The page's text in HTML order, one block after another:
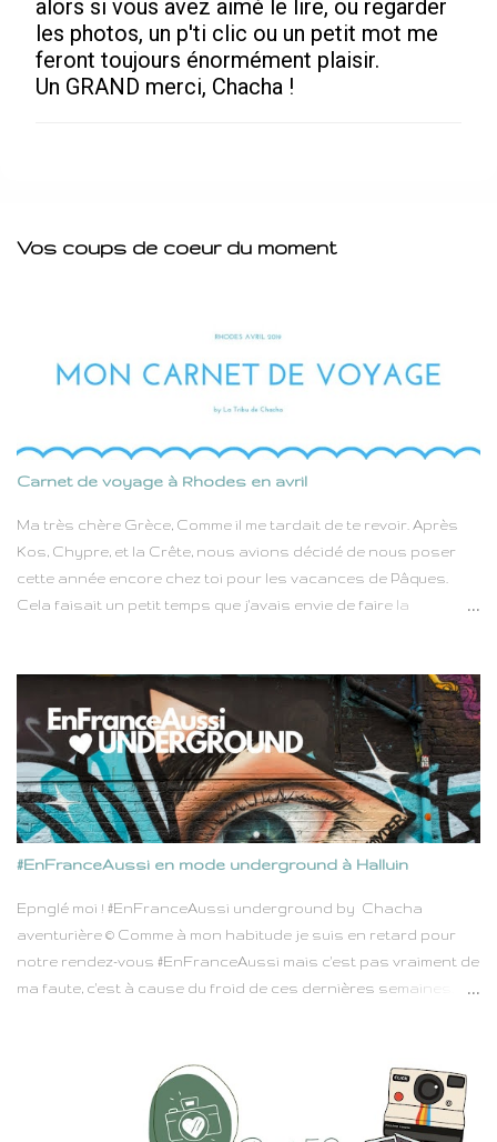
alors si vous avez aimé le lire, ou regarder
les photos, un p'ti clic ou un petit mot me
feront toujours énormément plaisir.
Un GRAND merci, Chacha !
Vos coups de coeur du moment
Carnet de voyage à Rhodes en avril
Ma très chère Grèce, Comme il me tardait de te revoir. Après
Kos, Chypre, et la Crête, nous avions décidé de nous poser
cette année encore chez toi pour les vacances de Pâques.
Cela faisait un petit temps que j'avais envie de faire la
de 38, Rhodes n'est pas très grande, mais pas si petite non
plus. Elle était parfaite pour nous laisser suffisamment de
temps au cours de cette semaine de vacances pour alterner
entre découvertes et pauses farnientes. Ils sont nombreux à
dire combien Rhodes est belle, que se perdre dans les ruelles
de sa majestueuse vieille ville est un délice. Que Lindos attire
trop de touristes mais que sa plage au sable fin appelle à la
rêverie, tandis que l'intérieur de l'île qui regorge de petites
#EnFranceAussi en mode underground à Halluin
Epnglé moi ! #EnFranceAussi underground by Chacha
aventurière © Comme à mon habitude je suis en retard pour
notre rendez-vous #EnFranceAussi mais c'est pas vraiment de
ma faute, c'est à cause du froid de ces dernières semaines.
Sabrina la boss de #EnfranceAussi avec un thème pas piqué
des vers, et qui pourtant envoie du lourd : Underground. Nous
sommes nombreux a y avoir participé, et une nouvelle fois on